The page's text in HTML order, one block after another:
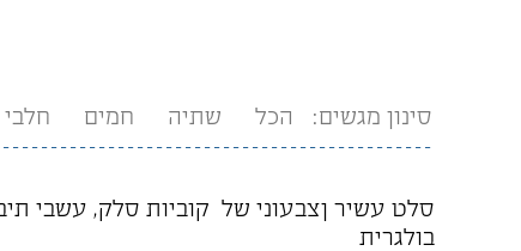
סינון מגשים: הכל שתיה חמים חלבי
סלט עשיר ןצבעוני של קוביות סלק, עשבי
בולגרית